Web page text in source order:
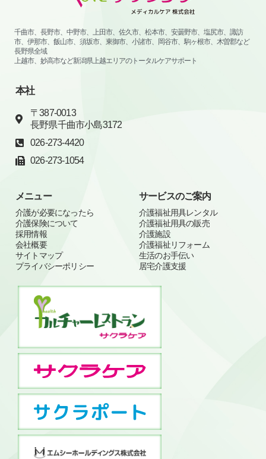
千曲市、長野市、中野市、上田市、佐久市、松本市、安曇野市、塩尻市、諏訪
市、伊那市、飯山市、須坂市、東御市、小諸市、岡谷市、駒ヶ根市、木曽郡など
長野県全域
上越市、妙高市など新潟県上越エリアのトータルケアサポート
本社
〒387-0013
長野県千曲市小島3172
026-273-4420
026-273-1054
メニュー
介護が必要になったら
介護保険について
採用情報
会社概要
サイトマップ
プライバシーポリシー
サービスのご案内
介護福祉用具レンタル
介護福祉用具の販売
介護施設
介護福祉リフォーム
生活のお手伝い
居宅介護支援